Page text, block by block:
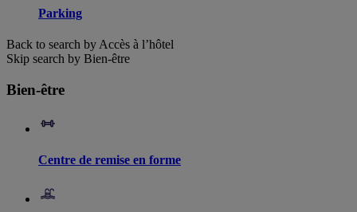
Parking
Back to search by Accès à l’hôtel
Skip search by Bien-être
Bien-être
Centre de remise en forme